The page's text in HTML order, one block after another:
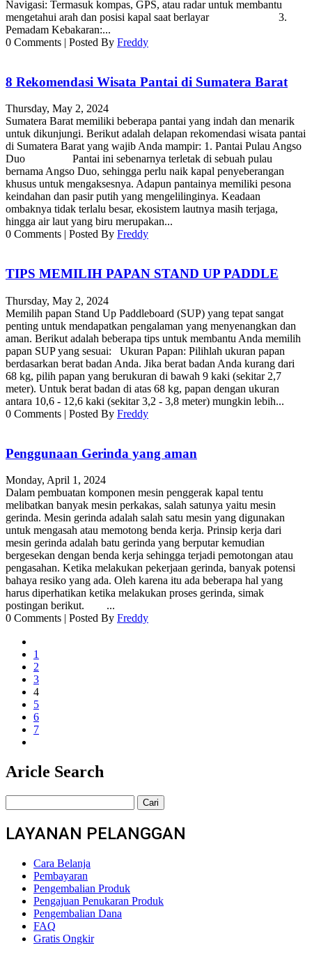
Navigasi: Termasuk kompas, GPS, atau radar untuk membantu
mengetahui arah dan posisi kapal saat berlayar 3.
Pemadam Kebakaran:...
0 Comments | Posted By Freddy
8 Rekomendasi Wisata Pantai di Sumatera Barat
Thursday, May 2, 2024
Sumatera Barat memiliki beberapa pantai yang indah dan menarik
untuk dikunjungi. Berikut adalah delapan rekomendasi wisata pantai
di Sumatera Barat yang wajib Anda mampir: 1. Pantai Pulau Angso
Duo Pantai ini sebenarnya terletak di sebuah pulau
bernama Angso Duo, sehingga perlu naik kapal penyeberangan
khusus untuk mengaksesnya. Adapun pantainya memiliki pesona
keindahan dan pasir putih yang mengelilinginya. Keadaan
ombaknya tidak terlalu besar, ekosistem lautnya masih terjaga,
hingga air laut yang biru merupakan...
0 Comments | Posted By Freddy
TIPS MEMILIH PAPAN STAND UP PADDLE
Thursday, May 2, 2024
Memilih papan Stand Up Paddleboard (SUP) yang tepat sangat
penting untuk mendapatkan pengalaman yang menyenangkan dan
aman. Berikut adalah beberapa tips untuk membantu Anda memilih
papan SUP yang sesuai: Ukuran Papan: Pilihlah ukuran papan
berdasarkan berat badan Anda. Jika berat badan Anda kurang dari
68 kg, pilih papan yang berukuran di bawah 9 kaki (sekitar 2,7
meter). Untuk berat badan di atas 68 kg, papan dengan ukuran
antara 10,6 - 12,6 kaki (sekitar 3,2 - 3,8 meter) mungkin lebih...
0 Comments | Posted By Freddy
Penggunaan Gerinda yang aman
Monday, April 1, 2024
Dalam pembuatan komponen mesin penggerak kapal tentu
melibatkan banyak mesin perkakas, salah satunya yaitu mesin
gerinda. Mesin gerinda adalah salah satu mesin yang digunakan
untuk mengasah atau memotong benda kerja. Prinsip kerja dari
mesin gerinda adalah batu gerinda yang berputar kemudian
bergesekan dengan benda kerja sehingga terjadi pemotongan atau
pengasahan. Ketika melakukan pekerjaan gerinda, banyak potensi
bahaya resiko yang ada. Oleh karena itu ada beberapa hal yang
harus diperhatikan ketika melakukan proses gerinda, simak
postingan berikut. ...
0 Comments | Posted By Freddy
1
2
3
4
5
6
7
Aricle Search
untuk:
LAYANAN PELANGGAN
Cara Belanja
Pembayaran
Pengembalian Produk
Pengajuan Penukaran Produk
Pengembalian Dana
FAQ
Gratis Ongkir